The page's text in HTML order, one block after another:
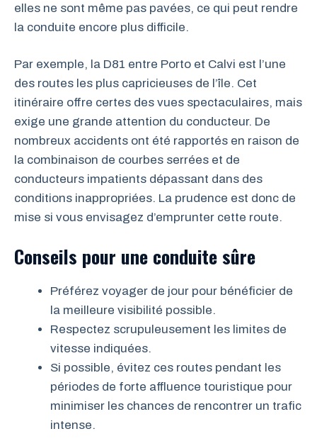
elles ne sont même pas pavées, ce qui peut rendre
la conduite encore plus difficile.
Par exemple, la D81 entre Porto et Calvi est l’une
des routes les plus capricieuses de l’île. Cet
itinéraire offre certes des vues spectaculaires, mais
exige une grande attention du conducteur. De
nombreux accidents ont été rapportés en raison de
la combinaison de courbes serrées et de
conducteurs impatients dépassant dans des
conditions inappropriées. La prudence est donc de
mise si vous envisagez d’emprunter cette route.
Conseils pour une conduite sûre
Préférez voyager de jour pour bénéficier de
la meilleure visibilité possible.
Respectez scrupuleusement les limites de
vitesse indiquées.
Si possible, évitez ces routes pendant les
périodes de forte affluence touristique pour
minimiser les chances de rencontrer un trafic
intense.